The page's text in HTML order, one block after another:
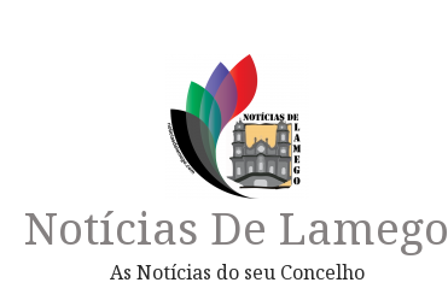
Notícias De Lamego
As Notícias do seu Concelho